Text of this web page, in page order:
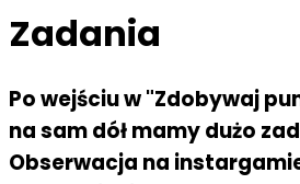
Zadania
Po wejściu w "Zdobywaj
na sam dół mamy dużo
Obserwacja na